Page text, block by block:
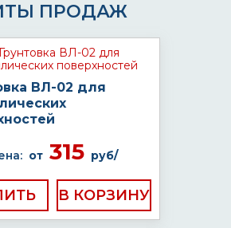
ПРОДАЖ
ВЛ-02 для
от315 руб/